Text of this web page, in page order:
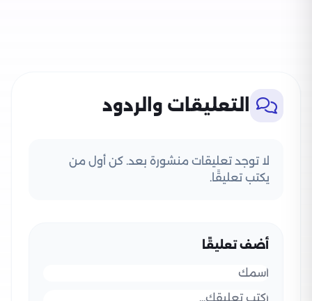
التعليقات والردود
لا توجد تعليقات منشورة بعد. كن أول من
يكتب تعليقًا.
أضف تعليقًا